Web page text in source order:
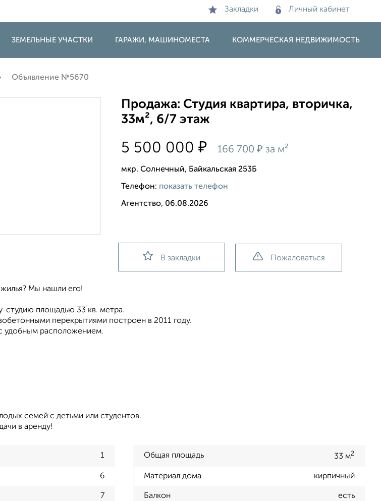
Закладки Личный кабинет
ЗЕМЕЛЬНЫЕ УЧАСТКИ ГАРАЖИ, МАШИНОМЕСТА КОММЕРЧЕСКАЯ НЕДВИЖИМОСТЬ
Объявление №5670
Продажа: Студия квартира, вторичка,
33м², 6/7 этаж
5 500 000₽ 166 700₽ за м²
мкр. Солнечный, Байкальская 253Б
Телефон: показать телефон
Агентство, 06.08.2026
В закладки Пожаловаться
Мы нашли его!
студию площадью 33 кв. метра.
перекрытиями построен в 2011 году.
удобным расположением.
семей с детьми или студентов.
в аренду!
1 Общая площадь 33 м2
6 Материал дома кирпичный
7 Балкон есть